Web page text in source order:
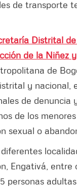
de transporte
Distrital
de la Niñez
de
y nacional,
de denuncia
de los
sexual o
Engativá,
personas